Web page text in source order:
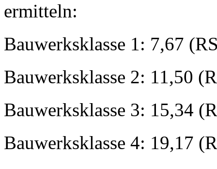
ermitteln:
Bauwerksklasse 1: 7,67
Bauwerksklasse 2: 11,50
Bauwerksklasse 3: 15,34
Bauwerksklasse 4: 19,17